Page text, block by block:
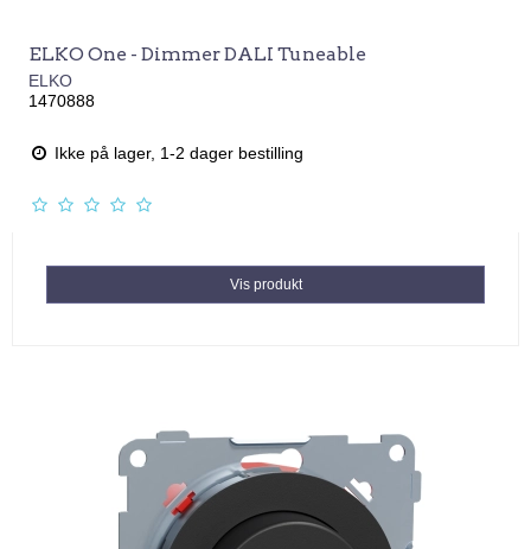
ELKO One - Dimmer DALI Tuneable
ELKO
1470888
Ikke på lager, 1-2 dager bestilling
Vis produkt